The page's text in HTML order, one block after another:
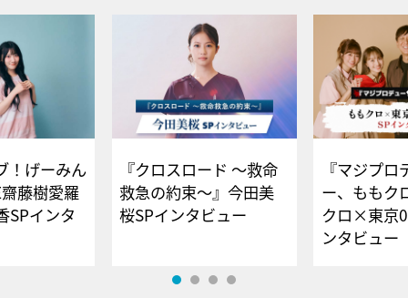
！げーみん
藤樹愛羅
SPインタ
『クロスロード ～救命
救急の約束～』今田美
桜SPインタビュー
『マジプロ
ー、ももク
クロ×東京
ンタビュー